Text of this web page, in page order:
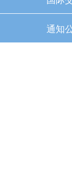
通知